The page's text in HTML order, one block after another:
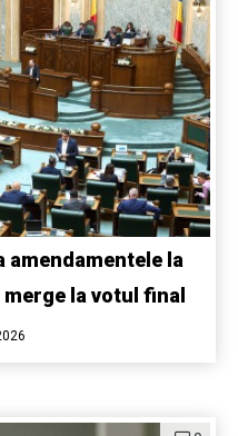
amendamentele la
la votul final